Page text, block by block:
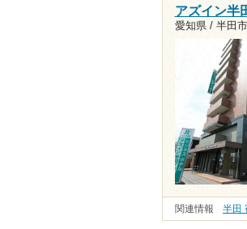
アズイン半
愛知県 / 半田
関連情報 半田